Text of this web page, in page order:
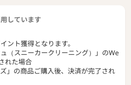
しています
ント獲得となります。
（スニーカークリーニング）」のWe
れた場合
」の商品ご購入後、決済が完了され